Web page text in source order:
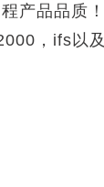
程产品品质
，ifs以